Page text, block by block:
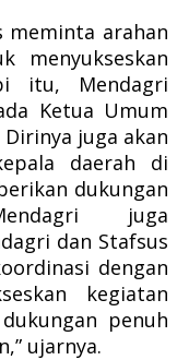
meminta arahan
menyukseskan
itu, Mendagri
Ketua Umum
juga akan
daerah di
dukungan
juga
dan Stafsus
dengan
kegiatan
penuh
ujarnya.